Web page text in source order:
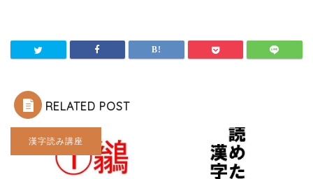
RELATED POST
漢字読み講座